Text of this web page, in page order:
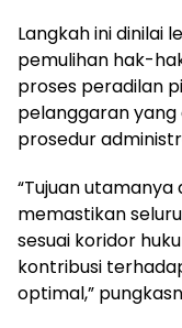
Langkah ini dinilai
pemulihan hak-
proses peradilan
pelanggaran
prosedur
“Tujuan
memastikan
sesuai koridor
kontribusi
optimal,”